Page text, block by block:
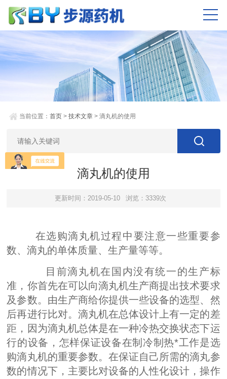
当前位置：首页 >技术文章 > 滴丸机的使用
滴丸机的使用
更新时间：2019-05-10 浏览：3339次
在选购滴丸机过程中要注意一些重要参
数、滴丸的单体质量、生产量等等。
目前滴丸机在国内没有统一的生产标
准，你首先在可以向滴丸机生产商提出技术要求
及参数。由生产商给你提供一些设备的选型、然
后再进行比对。滴丸机在总体设计上有一定的差
距，因为滴丸机总体是在一种冷热交换状态下运
行的设备，怎样保证设备在制冷制热*工作是选
购滴丸机的重要参数。在保证自己所需的滴丸参
数的情况下，主要比对设备的人性化设计，操作